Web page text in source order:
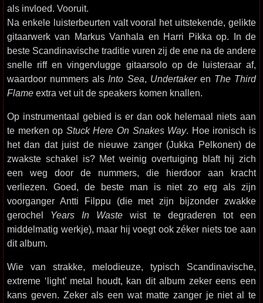
als invloed. Vooruit.
Na enkele luisterbeurten valt vooral het uitstekende, gelikte
gitaarwerk van Markus Vanhala en Harri Pikka op. In de
beste Scandinavische traditie vuren zij de ene na de andere
snelle riff en vingervlugge gitaarsolo op de luisteraar af,
waardoor nummers als Into Sea, Undertakeren The Third
Flame extra vet uit de speakers komen knallen.
Op instrumentaal gebied is er dan ook helemaal niets aan
te merken op Stuck Here On Snakes Way. Hoe ironisch is
het dan dat juist de nieuwe zanger (Jukka Pelkonen) de
zwakste schakel is? Met weinig overtuiging blaft hij zich
een weg door de nummers, die hierdoor aan kracht
verliezen. Goed, de beste man is niet zo erg als zijn
voorganger Antti Filppu (die met zijn bijzonder zwakke
gerochel Years In Waste wist te degraderen tot een
middelmatig werkje), maar hij voegt ook zéker niets toe aan
dit album.
Wie van strakke, melodieuze, typisch Scandinavische,
extreme ‘light’ metal houdt, kan dit album zeker eens een
kans geven. Zeker als een wat matte zanger je niet al te